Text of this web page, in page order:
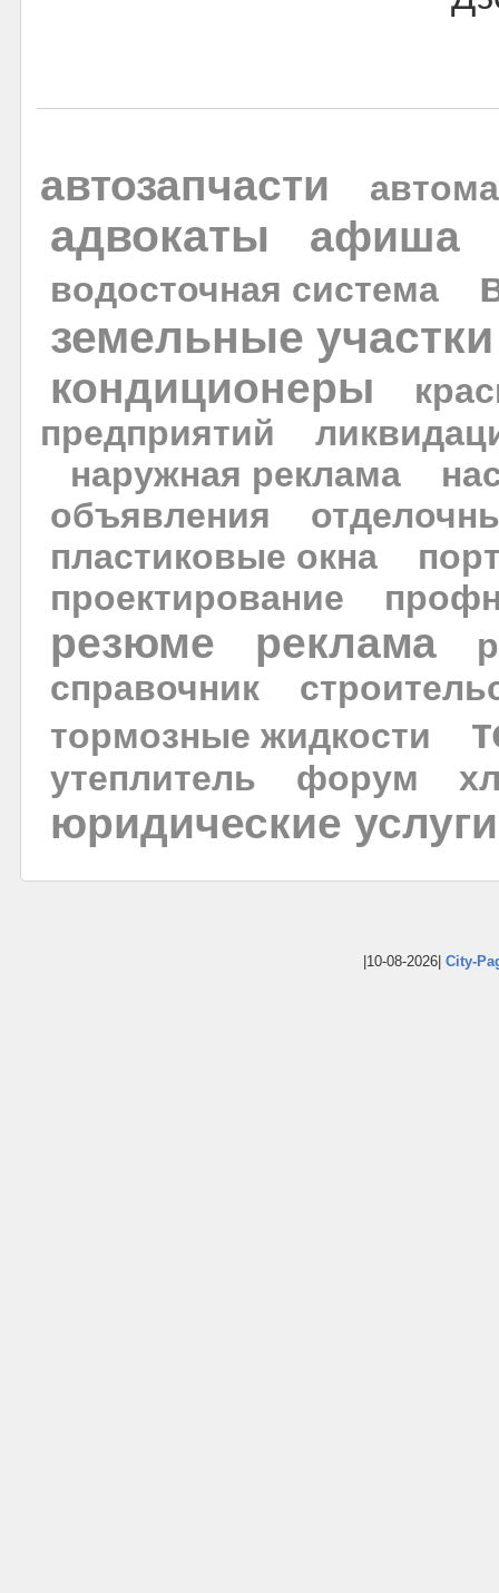
автозапчасти
адвокаты афиша
водосточная система
земельные участки
кондиционеры
предприятий
наружная реклама
объявления
пластиковые окна
проектирование
резюме реклама
справочник
тормозные жидкости
утеплитель форум
юридические услуги
|10-08-2026| City-